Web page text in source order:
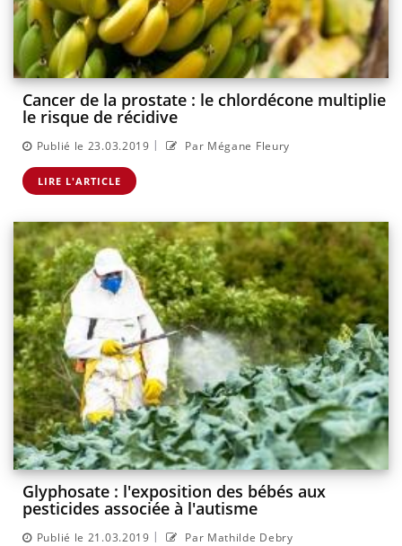
Cancer de la prostate : le chlordécone multiplie
le risque de récidive
Publié le 23.03.2019 | Par Mégane Fleury
LIRE L'ARTICLE
Glyphosate : l'exposition des bébés aux
pesticides associée à l'autisme
Publié le 21.03.2019 | Par Mathilde Debry